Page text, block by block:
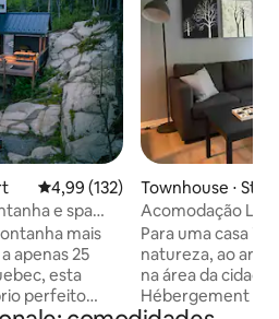
4,99 de uma avaliação média de
4,99 (132)
e spa
mais
apenas 25
esta
perfeito
Townhouse ⋅
Tewkesbury
Acomodação Le
montanha
Para uma casa
natureza, ao ar
na área da cidade
Hébergement Le